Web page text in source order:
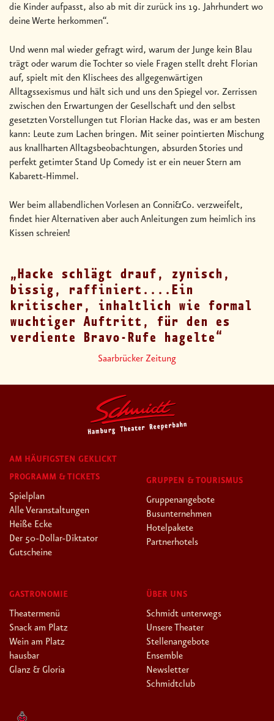
die Kinder aufpasst, also ab mit dir zurück ins 19. Jahrhundert wo
deine Werte herkommen“.
Und wenn mal wieder gefragt wird, warum der Junge kein Blau
trägt oder warum die Tochter so viele Fragen stellt dreht Florian
auf, spielt mit den Klischees des allgegenwärtigen
Alltagssexismus und hält sich und uns den Spiegel vor. Zerrissen
zwischen den Erwartungen der Gesellschaft und den selbst
gesetzten Vorstellungen tut Florian Hacke das, was er am besten
kann: Leute zum Lachen bringen. Mit seiner pointierten Mischung
aus knallharten Alltagsbeobachtungen, absurden Stories und
perfekt getimter Stand Up Comedy ist er ein neuer Stern am
Kabarett-Himmel.
Wer beim allabendlichen Vorlesen an Conni&Co. verzweifelt,
findet hier Alternativen aber auch Anleitungen zum heimlich ins
Kissen schreien!
Hacke schlägt drauf, zynisch,
bissig, raffiniert....Ein
kritischer, inhaltlich wie formal
wuchtiger Auftritt, für den es
verdiente Bravo-Rufe hagelte
Saarbrücker Zeitung
AM HÄUFIGSTEN GEKLICKT
PROGRAMM & TICKETS
Spielplan
Alle Veranstaltungen
Heiße Ecke
Der 50-Dollar-Diktator
Gutscheine
GRUPPEN & TOURISMUS
Gruppenangebote
Busunternehmen
Hotelpakete
Partnerhotels
GASTRONOMIE
Theatermenü
Snack am Platz
Wein am Platz
hausbar
Glanz & Gloria
ÜBER UNS
Schmidt unterwegs
Unsere Theater
Stellenangebote
Ensemble
Newsletter
Schmidtclub